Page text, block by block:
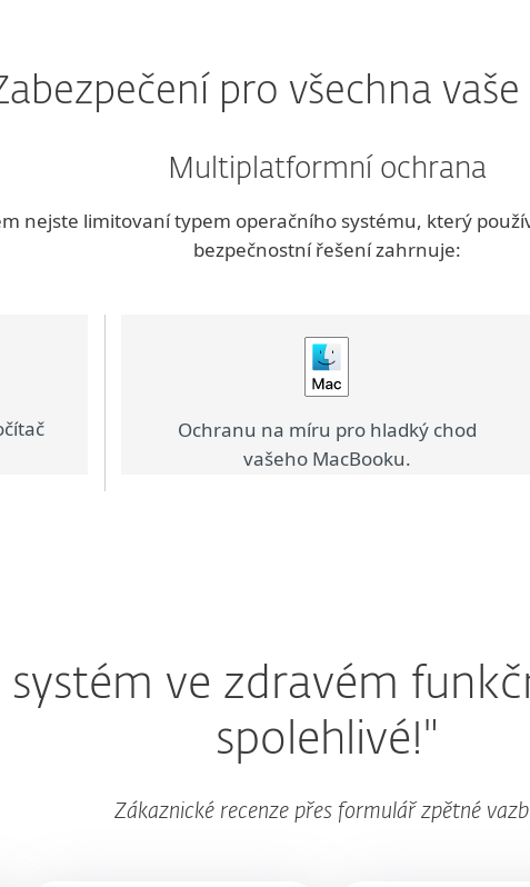
pro všechna vaše
Multiplatformní ochrana
nejste limitovaní typem operačního systému, který
bezpečnostní řešení zahrnuje:
Ochranu na míru pro hladký chod
vašeho MacBooku.
systém ve zdravém
spolehlivé!"
Zákaznické recenze přes formulář zpětné